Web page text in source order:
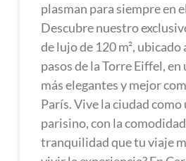
plasman para siempre en
Descubre nuestro
de lujo de 120 m², ubicado
pasos de la Torre Eiffel, en
más elegantes y mejor
París. Vive la ciudad
parisino, con la
tranquilidad que tu viaje